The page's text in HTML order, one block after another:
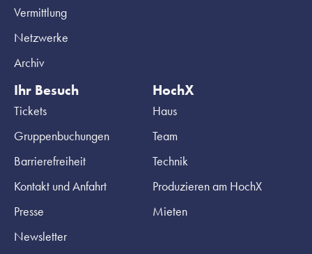
Vermittlung
Netzwerke
Archiv
Ihr Besuch
Tickets
Gruppenbuchungen
Barrierefreiheit
Kontakt und Anfahrt
Presse
Newsletter
HochX
Haus
Team
Technik
Produzieren am HochX
Mieten